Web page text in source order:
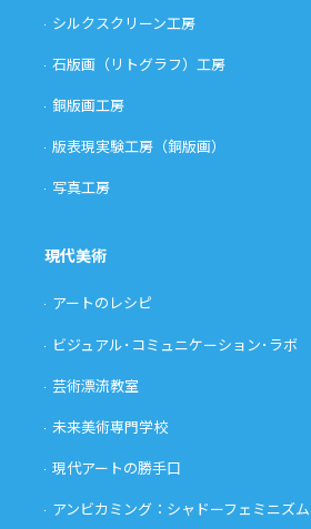
シルクスクリーン工房
石版画（リトグラフ）工房
銅版画工房
版表現実験工房（銅版画）
写真工房
現代美術
アートのレシピ
ビジュアル･コミュニケーション･ラボ
芸術漂流教室
未来美術専門学校
現代アートの勝手口
アンビカミング：シャドーフェミニズ